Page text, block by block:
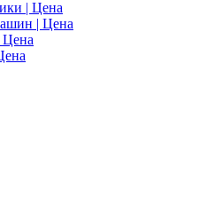
| Цена
| Цена
Цена